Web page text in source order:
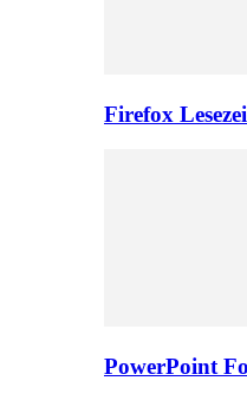
Firefox
PowerPoint